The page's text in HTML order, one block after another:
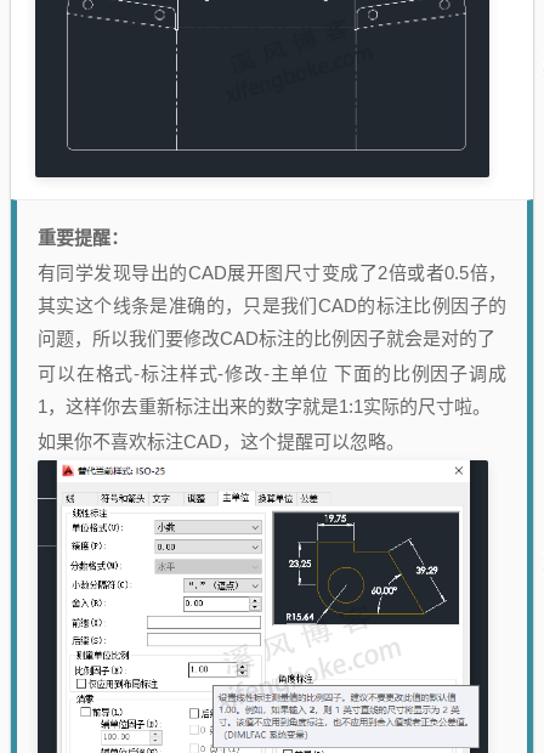
重要提醒：
有同学发现导出的CAD展开图尺寸变成了2倍或者0.5倍，
其实这个线条是准确的，只是我们CAD的标注比例因子的
问题，所以我们要修改CAD标注的比例因子就会是对的了
可以在格式-标注样式-修改-主单位 下面的比例因子调成
1，这样你去重新标注出来的数字就是1:1实际的尺寸啦。
如果你不喜欢标注CAD，这个提醒可以忽略。